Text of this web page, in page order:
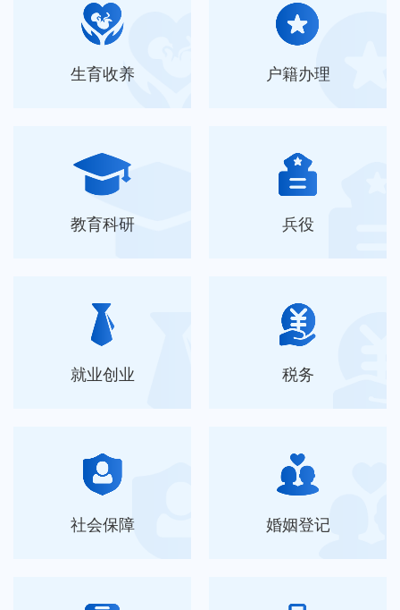
生育收养 户籍办理
教育科研 兵役
就业创业 税务
社会保障 婚姻登记